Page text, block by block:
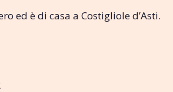
ed è di casa a Costigliole d’Asti.